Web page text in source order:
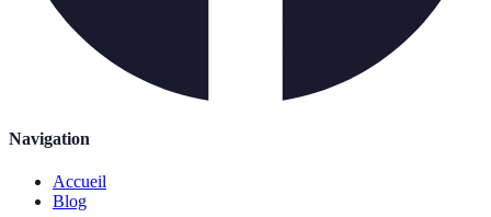
Navigation
Accueil
Blog